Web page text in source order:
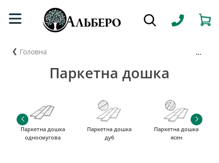
Головна ...
Паркетна дошка
Паркетна дошка
односмугова
Паркетна дошка
дуб
Паркетна дошка
ясен